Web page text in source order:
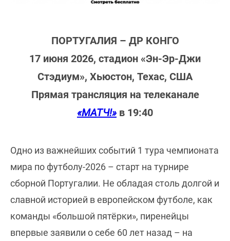
ПОРТУГАЛИЯ – ДР КОНГО
17 июня 2026, стадион «Эн-Эр-Джи
Стэдиум», Хьюстон, Техас, США
Прямая трансляция на телеканале
«МАТЧ!» в 19:40
Одно из важнейших событий 1 тура чемпионата
мира по футболу-2026 – старт на турнире
сборной Португалии. Не обладая столь долгой и
славной историей в европейском футболе, как
команды «большой пятёрки», пиренейцы
впервые заявили о себе 60 лет назад – на